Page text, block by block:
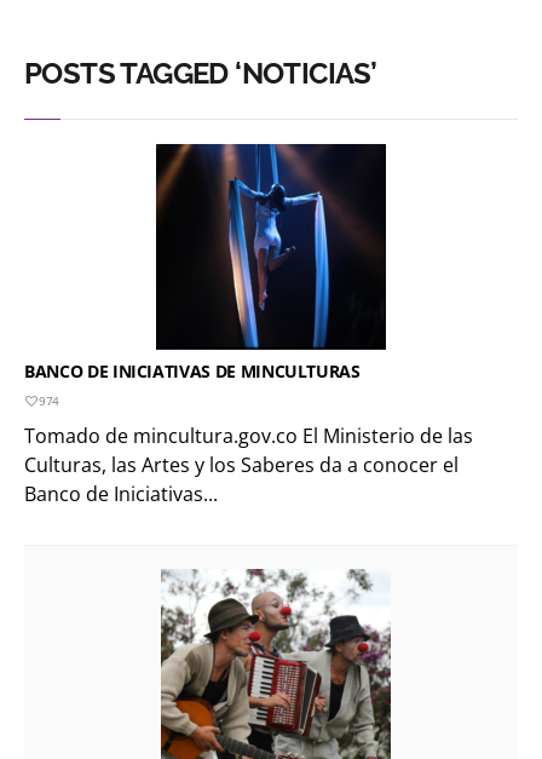
POSTS TAGGED ‘NOTICIAS’
BANCO DE INICIATIVAS DE MINCULTURAS
974
Tomado de mincultura.gov.co El Ministerio de las
Culturas, las Artes y los Saberes da a conocer el
Banco de Iniciativas...